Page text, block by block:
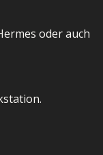
oder auch